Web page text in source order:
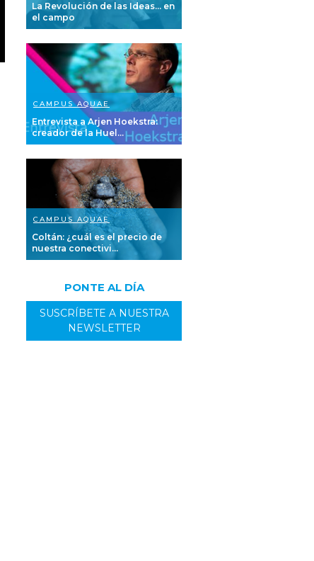
La Revolución de las Ideas… en
el campo
CAMPUS AQUAE
Entrevista a Arjen Hoekstra:
creador de la Huel...
CAMPUS AQUAE
Coltán: ¿cuál es el precio de
nuestra conectivi...
PONTE AL DÍA
SUSCRÍBETE A NUESTRA
NEWSLETTER